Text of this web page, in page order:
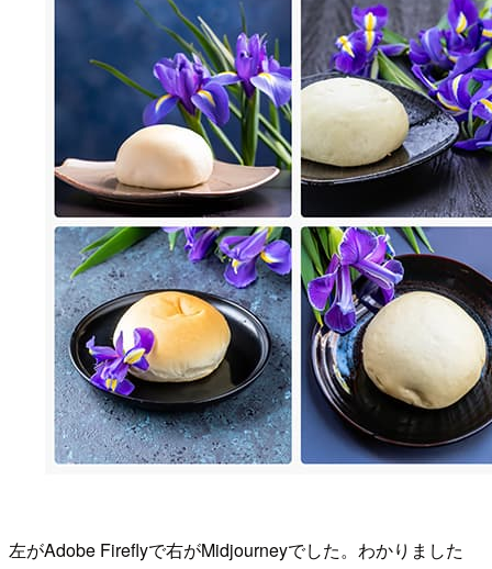
左がAdobe Fireflyで右がMidjourneyでした。わかりました